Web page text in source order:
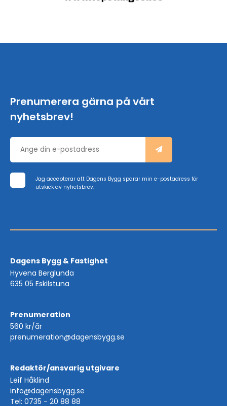
Prenumerera gärna på vårt
nyhetsbrev!
Jag accepterar att Dagens Bygg sparar min e-postadress för
utskick av nyhetsbrev.
Dagens Bygg & Fastighet
Hyvena Berglunda
635 05 Eskilstuna
Prenumeration
560 kr/år
prenumeration@dagensbygg.se
Redaktör/ansvarig utgivare
Leif Håklind
info@dagensbygg.se
Tel: 0735 - 20 88 88